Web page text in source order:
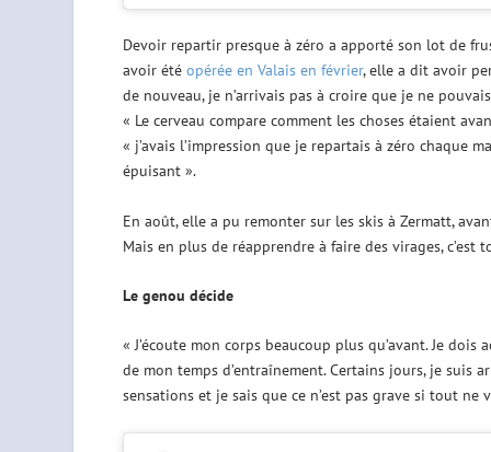
Devoir repartir presque à zéro a apporté son lot de
avoir été opérée en Valais en février, elle a dit avoir
de nouveau, je n’arrivais pas à croire que je ne
« Le cerveau compare comment les choses étaient
« j’avais l’impression que je repartais à zéro chaque
épuisant ».
En août, elle a pu remonter sur les skis à Zermatt,
Mais en plus de réapprendre à faire des virages,
Le genou décide
« J’écoute mon corps beaucoup plus qu’avant. Je
de mon temps d’entraînement. Certains jours, je suis
sensations et je sais que ce n’est pas grave si tout ne